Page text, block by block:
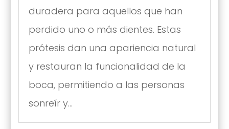
duradera para aquellos que han
perdido uno o más dientes. Estas
prótesis dan una apariencia natural
y restauran la funcionalidad de la
boca, permitiendo a las personas
sonreír y...